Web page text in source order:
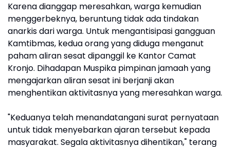
Karena dianggap meresahkan, warga kemudian
menggerbeknya, beruntung tidak ada tindakan
anarkis dari warga. Untuk mengantisipasi gangguan
Kamtibmas, kedua orang yang diduga menganut
paham aliran sesat dipanggil ke Kantor Camat
Kronjo. Dihadapan Muspika pimpinan jamaah yang
mengajarkan aliran sesat ini berjanji akan
menghentikan aktivitasnya yang meresahkan warga.
"Keduanya telah menandatangani surat pernyataan
untuk tidak menyebarkan ajaran tersebut kepada
masyarakat. Segala aktivitasnya dihentikan," terang